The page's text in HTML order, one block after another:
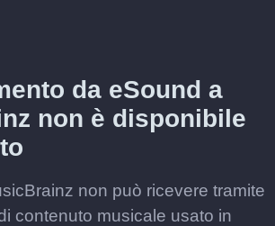
da eSound a
non è disponibile
non può ricevere tramite
contenuto musicale usato in